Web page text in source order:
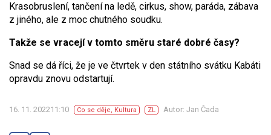
Krasobruslení, tančení na ledě, cirkus, show, paráda, zábava
z jiného, ale z moc chutného soudku.
Takže se vracejí v tomto směru staré dobré časy?
Snad se dá říci, že je ve čtvrtek v den státního svátku Kabáti
opravdu znovu odstartují.
16. 11. 202211:10 Co se děje, Kultura ZL Autor: Jan Čada